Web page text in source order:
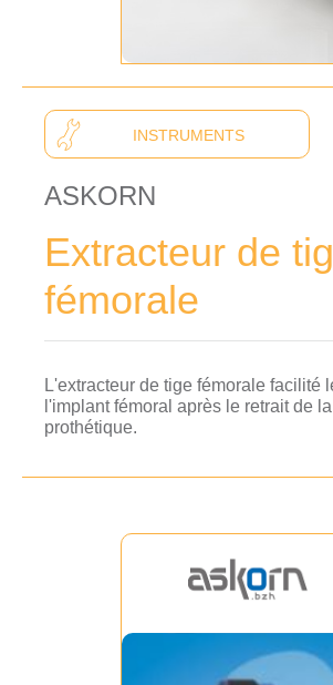
INSTRUMENTS
ASKORN
Extracteur de
fémorale
L'extracteur de tige fémorale facilité
l'implant fémoral après le retrait de
prothétique.